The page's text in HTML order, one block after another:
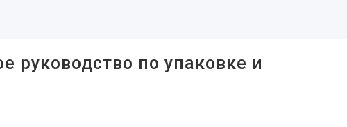
руководство по упаковке и